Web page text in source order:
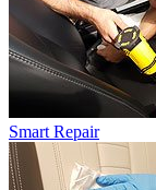
Smart Repair